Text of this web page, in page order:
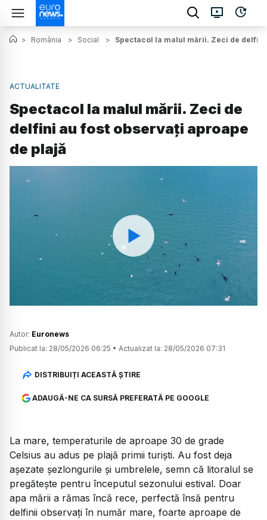
> România > Social > Spectacol la malul mării. Zeci de
ACTUALITATE
Spectacol la malul mării. Zeci de
delfini au fost observați aproape
de plajă
Watch
Autor: Euronews
Publicat la: 28/05/2026 06:25 • Actualizat la: 28/05/2026 07:31
DISTRIBUIȚI ACEASTĂ ȘTIRE
ADAUGĂ-NE CA SURSĂ PREFERATĂ PE GOOGLE
La mare, temperaturile de aproape 30 de grade
Celsius au adus pe plajă primii turiști. Au fost deja
așezate șezlongurile și umbrelele, semn că litoralul se
pregătește pentru începutul sezonului estival. Doar
apa mării a rămas încă rece, perfectă însă pentru
delfinii observați în număr mare, foarte aproape de